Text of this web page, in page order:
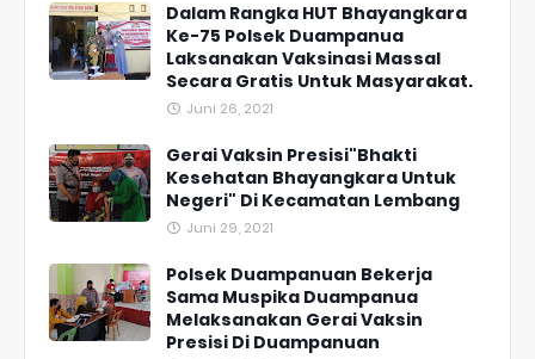
Dalam Rangka HUT Bhayangkara
Ke-75 Polsek Duampanua
Laksanakan Vaksinasi Massal
Secara Gratis Untuk Masyarakat.
Juni 26, 2021
Gerai Vaksin Presisi"Bhakti
Kesehatan Bhayangkara Untuk
Negeri" Di Kecamatan Lembang
Juni 29, 2021
Polsek Duampanuan Bekerja
Sama Muspika Duampanua
Melaksanakan Gerai Vaksin
Presisi Di Duampanuan